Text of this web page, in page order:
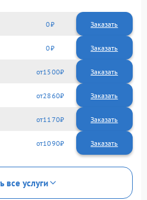
0 Заказать
0 Заказать
1500
2860
1170
1090
все услуги